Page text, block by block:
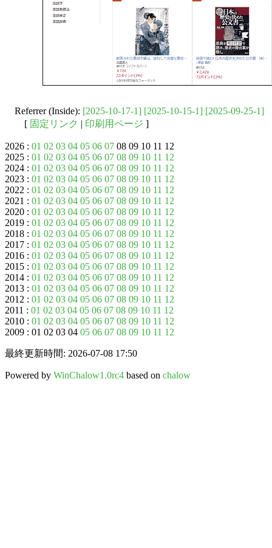
Referrer (Inside): [2025-10-17-1] [2025-10-15-1] [2025-09-25-1]
[ 固定リンク | 印刷用ページ ]
2026 : 01 02 03 04 05 06 07 08 09 10 11 12
2025 : 01 02 03 04 05 06 07 08 09 10 11 12
2024 : 01 02 03 04 05 06 07 08 09 10 11 12
2023 : 01 02 03 04 05 06 07 08 09 10 11 12
2022 : 01 02 03 04 05 06 07 08 09 10 11 12
2021 : 01 02 03 04 05 06 07 08 09 10 11 12
2020 : 01 02 03 04 05 06 07 08 09 10 11 12
2019 : 01 02 03 04 05 06 07 08 09 10 11 12
2018 : 01 02 03 04 05 06 07 08 09 10 11 12
2017 : 01 02 03 04 05 06 07 08 09 10 11 12
2016 : 01 02 03 04 05 06 07 08 09 10 11 12
2015 : 01 02 03 04 05 06 07 08 09 10 11 12
2014 : 01 02 03 04 05 06 07 08 09 10 11 12
2013 : 01 02 03 04 05 06 07 08 09 10 11 12
2012 : 01 02 03 04 05 06 07 08 09 10 11 12
2011 : 01 02 03 04 05 06 07 08 09 10 11 12
2010 : 01 02 03 04 05 06 07 08 09 10 11 12
2009 : 01 02 03 04 05 06 07 08 09 10 11 12
最終更新時間: 2026-07-08 17:50
Powered by WinChalow1.0rc4 based on chalow